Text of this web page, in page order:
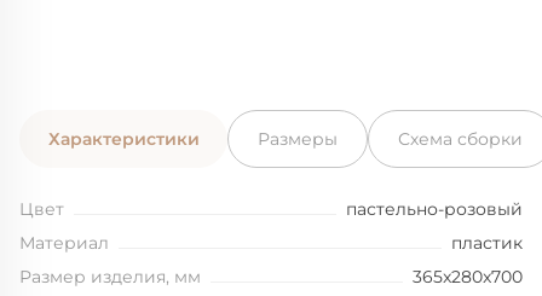
Характеристики Размеры Схема сборки
Цвет
пастельно-розовый
Материал
пластик
Размер изделия, мм
365x280x700